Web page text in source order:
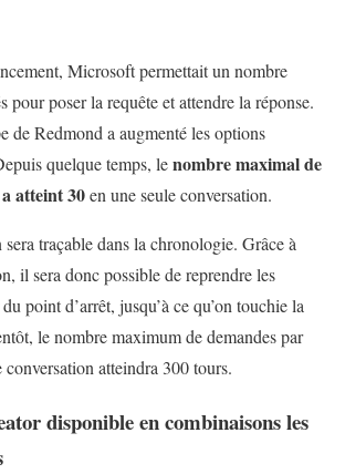
Microsoft permettait un nombre
pour poser la requête et attendre la réponse.
de Redmond a augmenté les options
quelque temps, lenombre maximal de
atteint 30en une seule conversation.
traçable dans la chronologie. Grâce à
il sera donc possible de reprendre les
point d’arrêt, jusqu’à ce qu’on touchie la
le nombre maximum de demandes par
conversation atteindra 300 tours.
disponible en combinaisons les